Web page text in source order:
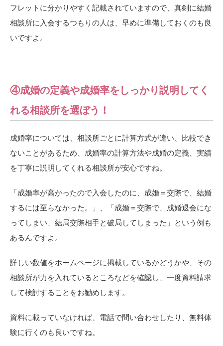
フレットに分かりやすく記載されていますので、真剣に結婚
相談所に入会するつもりの人は、早めに準備しておくのも良
いですよ。
④成婚の定義や成婚率をしっかり説明してく
れる相談所を選ぼう！
成婚率については、相談所ごとに計算方式が違い、比較でき
ないことがあるため、成婚率の計算方法や成婚の定義、実績
を丁寧に説明してくれる相談所が安心ですね。
「成婚率が高かったので入会したのに、成婚＝交際で、結婚
するには至らなかった。」、「成婚＝交際で、成婚退会にな
ってしまい、結局交際相手と破局してしまった」という例も
あるんですよ。
詳しい数値をホームページに掲載しているかどうかや、その
相談所が力を入れているところなどを確認し、一度資料請求
して検討することをお勧めします。
資料に載っていなければ、電話で問い合わせしたり、無料体
験に行くのも良いですね。